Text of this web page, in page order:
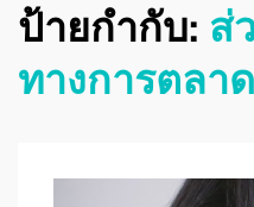
ป้ายกำกับ: ส่
ทางการตลา